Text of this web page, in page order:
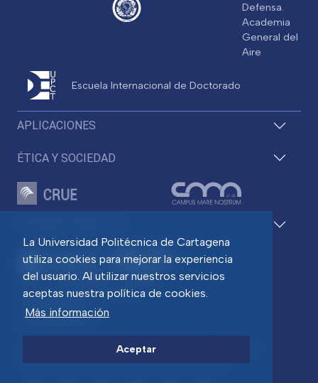
La Universidad Politécnica de Cartagena
utiliza cookies para mejorar la experiencia
del usuario. Al utilizar nuestros servicios
aceptas nuestra política de cookies.
Más información
Aceptar
Pza. del Cronista Isidoro Valverde
C.P. 30202 Cartagena
Accesibilidad
Aviso legal
Protección de datos Transparencia
APLICACIONES
ÉTICA Y SOCIEDAD
Defensa.
Academia
General del
Aire
Escuela Internacional de Doctorado